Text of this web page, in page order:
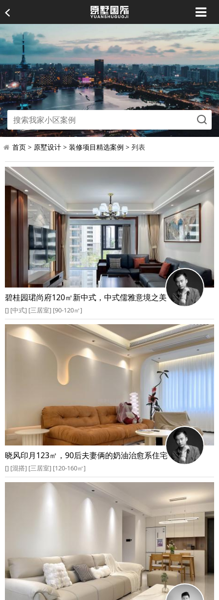
首页> 原墅设计> 装修项目精选案例 > 列表
碧桂园珺尚府120㎡新中式，中式儒雅意境之美
[] [中式] [三居室] [90-120㎡]
晓风印月123㎡，90后夫妻俩的奶油治愈系住宅
[] [混搭] [三居室] [120-160㎡]